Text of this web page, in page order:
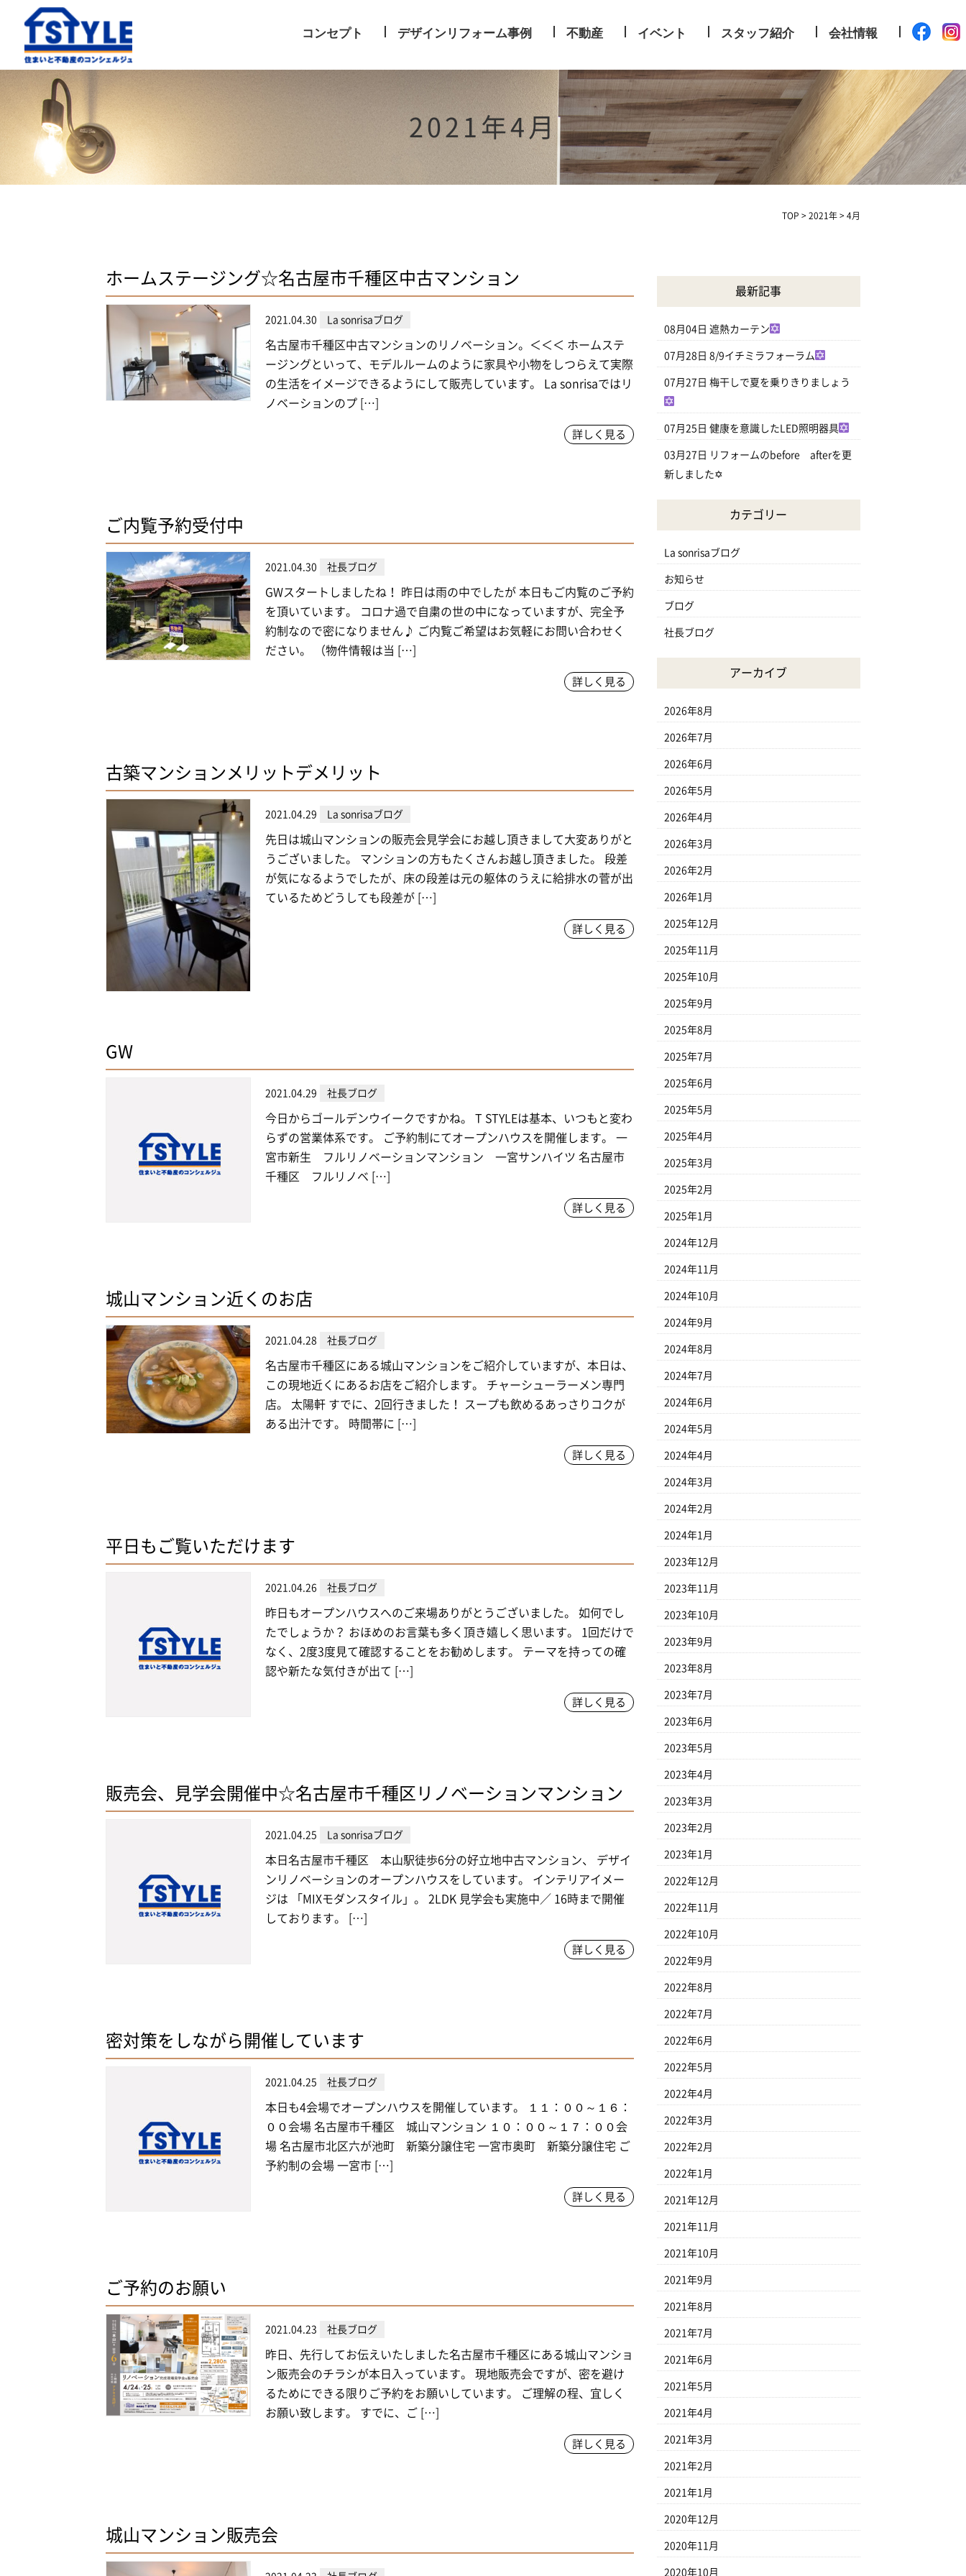
コンセプト デザインリフォーム事例 不動産 イベント スタッフ紹介 会社情報
2021年4月
TOP > 2021年 > 4月
ホームステージング☆名古屋市千種区中古マンション
2021.04.30 La sonrisaブログ
名古屋市千種区中古マンションのリノベーション。＜＜＜ ホームステ
ージングといって、モデルルームのように家具や小物をしつらえて実際
の生活をイメージできるようにして販売しています。 La sonrisaではリ
ノベーションのプ […]
詳しく見る
ご内覧予約受付中
2021.04.30 社長ブログ
GWスタートしましたね！ 昨日は雨の中でしたが 本日もご内覧のご予約
を頂いています。 コロナ過で自粛の世の中になっていますが、完全予
約制なので密になりません♪ ご内覧ご希望はお気軽にお問い合わせく
ださい。 （物件情報は当 […]
詳しく見る
古築マンションメリットデメリット
2021.04.29 La sonrisaブログ
先日は城山マンションの販売会見学会にお越し頂きまして大変ありがと
うございました。 マンションの方もたくさんお越し頂きました。 段差
が気になるようでしたが、床の段差は元の躯体のうえに給排水の菅が出
ているためどうしても段差が […]
詳しく見る
GW
2021.04.29 社長ブログ
今日からゴールデンウイークですかね。 T STYLEは基本、いつもと変わ
らずの営業体系です。 ご予約制にてオープンハウスを開催します。 一
宮市新生 フルリノベーションマンション 一宮サンハイツ 名古屋市
千種区 フルリノベ […]
詳しく見る
城山マンション近くのお店
2021.04.28 社長ブログ
名古屋市千種区にある城山マンションをご紹介していますが、本日は、
この現地近くにあるお店をご紹介します。 チャーシューラーメン専門
店。 太陽軒 すでに、2回行きました！ スープも飲めるあっさりコクが
ある出汁です。 時間帯に […]
詳しく見る
平日もご覧いただけます
2021.04.26 社長ブログ
昨日もオープンハウスへのご来場ありがとうございました。 如何でし
たでしょうか？ おほめのお言葉も多く頂き嬉しく思います。 1回だけで
なく、2度3度見て確認することをお勧めします。 テーマを持っての確
認や新たな気付きが出て […]
詳しく見る
販売会、見学会開催中☆名古屋市千種区リノベーションマンション
2021.04.25 La sonrisaブログ
本日名古屋市千種区 本山駅徒歩6分の好立地中古マンション、 デザイ
ンリノベーションのオープンハウスをしています。 インテリアイメー
ジは 「MIXモダンスタイル」。 2LDK 見学会も実施中／ 16時まで開催
しております。 […]
詳しく見る
密対策をしながら開催しています
2021.04.25 社長ブログ
本日も4会場でオープンハウスを開催しています。 １１：００～１６：
００会場 名古屋市千種区 城山マンション １０：００～１７：００会
場 名古屋市北区六が池町 新築分譲住宅 一宮市奥町 新築分譲住宅 ご
予約制の会場 一宮市 […]
詳しく見る
ご予約のお願い
2021.04.23 社長ブログ
昨日、先行してお伝えいたしました名古屋市千種区にある城山マンショ
ン販売会のチラシが本日入っています。 現地販売会ですが、密を避け
るためにできる限りご予約をお願いしています。 ご理解の程、宜しく
お願い致します。 すでに、ご […]
詳しく見る
城山マンション販売会
最新記事
08月04日 遮熱カーテン
07月28日 8/9イチミラフォーラム
07月27日 梅干しで夏を乗りきりましょう
07月25日 健康を意識したLED照明器具
03月27日 リフォームのbefore afterを更
新しました✡
カテゴリー
La sonrisaブログ
お知らせ
ブログ
社長ブログ
アーカイブ
2026年8月
2026年7月
2026年6月
2026年5月
2026年4月
2026年3月
2026年2月
2026年1月
2025年12月
2025年11月
2025年10月
2025年9月
2025年8月
2025年7月
2025年6月
2025年5月
2025年4月
2025年3月
2025年2月
2025年1月
2024年12月
2024年11月
2024年10月
2024年9月
2024年8月
2024年7月
2024年6月
2024年5月
2024年4月
2024年3月
2024年2月
2024年1月
2023年12月
2023年11月
2023年10月
2023年9月
2023年8月
2023年7月
2023年6月
2023年5月
2023年4月
2023年3月
2023年2月
2023年1月
2022年12月
2022年11月
2022年10月
2022年9月
2022年8月
2022年7月
2022年6月
2022年5月
2022年4月
2022年3月
2022年2月
2022年1月
2021年12月
2021年11月
2021年10月
2021年9月
2021年8月
2021年7月
2021年6月
2021年5月
2021年4月
2021年3月
2021年2月
2021年1月
2020年12月
2020年11月
2020年10月